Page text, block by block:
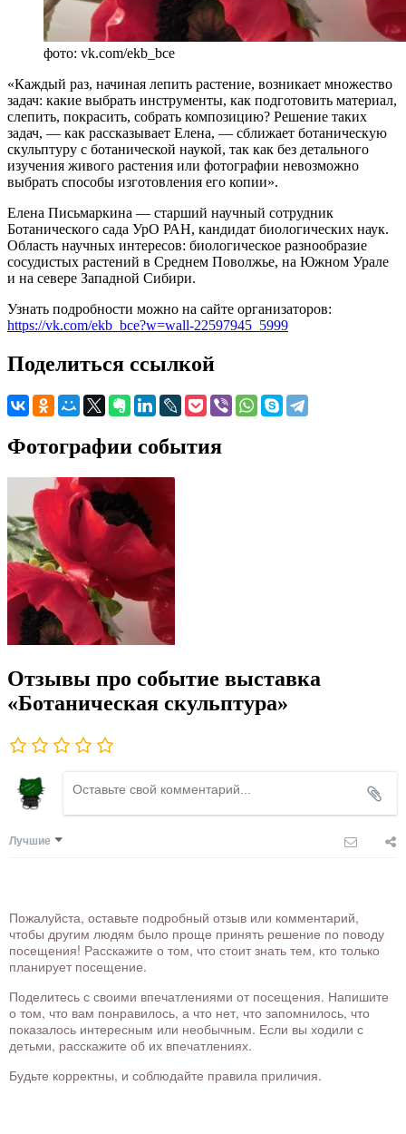
фото: vk.com/ekb_bce
«Каждый раз, начиная лепить растение, возникает множество
задач: какие выбрать инструменты, как подготовить материал,
слепить, покрасить, собрать композицию? Решение таких
задач, — как рассказывает Елена, — сближает ботаническую
скульптуру с ботанической наукой, так как без детального
изучения живого растения или фотографии невозможно
выбрать способы изготовления его копии».
Елена Письмаркина — старший научный сотрудник
Ботанического сада УрО РАН, кандидат биологических наук.
Область научных интересов: биологическое разнообразие
сосудистых растений в Среднем Поволжье, на Южном Урале
и на севере Западной Сибири.
Узнать подробности можно на сайте организаторов:
https://vk.com/ekb_bce?w=wall-22597945_5999
Поделиться ссылкой
Фотографии события
Отзывы про событие выставка
«Ботаническая скульптура»
Лучшие
Пожалуйста, оставьте подробный отзыв или комментарий,
чтобы другим людям было проще принять решение по поводу
посещения! Расскажите о том, что стоит знать тем, кто только
планирует посещение.
Поделитесь с своими впечатлениями от посещения. Напишите
о том, что вам понравилось, а что нет, что запомнилось, что
показалось интересным или необычным. Если вы ходили с
детьми, расскажите об их впечатлениях.
Будьте корректны, и соблюдайте правила приличия.